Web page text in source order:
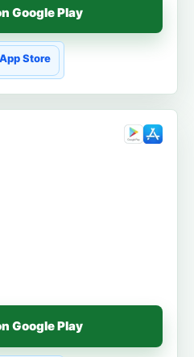
Google Play
App Store
Google Play